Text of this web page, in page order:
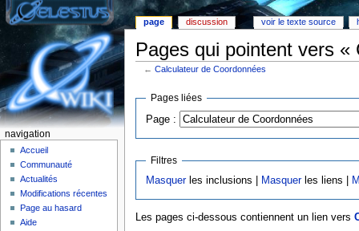
Pages qui pointent vers
←Calculateur de Coordonnées
Pages liées
Page :
Filtres
Masquerles inclusions | Masquerles liens |
Les pages ci-dessous contiennent un lien vers
page discussion voir le texte source
navigation
Accueil
Communauté
Actualités
Modifications récentes
Page au hasard
Aide